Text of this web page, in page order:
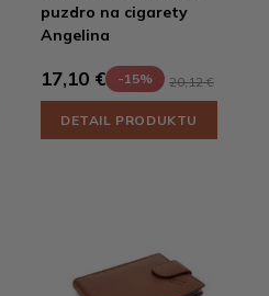
puzdro na cigarety
Angelina
17,10 € -15% 20,12 €
DETAIL PRODUKTU